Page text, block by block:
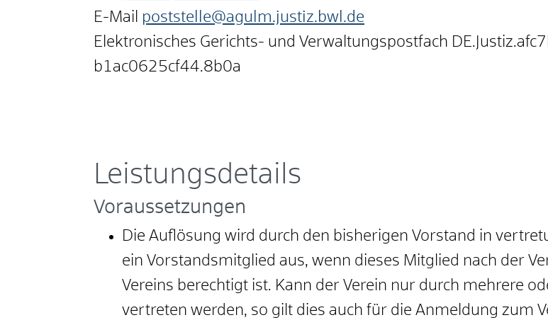
E-Mail poststelle@agulm.justiz.bwl.de
Elektronisches Gerichts- und Verwaltungspostfach
b1ac0625cf44.8b0a
Leistungsdetails
Voraussetzungen
Die Auflösung wird durch den bisherigen Vorstand in
ein Vorstandsmitglied aus, wenn dieses Mitglied nach der
Vereins berechtigt ist. Kann der Verein nur durch mehrere
vertreten werden, so gilt dies auch für die Anmeldung zum